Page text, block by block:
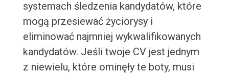
systemach śledzenia kandydatów, które
mogą przesiewać życiorysy i
eliminować najmniej wykwalifikowanych
kandydatów. Jeśli twoje CV jest jednym
z niewielu, które ominęły te boty, musi